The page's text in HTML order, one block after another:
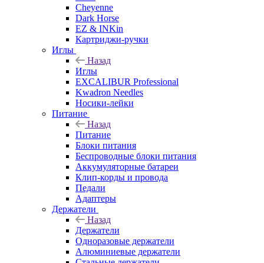
Cheyenne
Dark Horse
EZ & INKin
Картриджи-ручки
Иглы
Назад
Иглы
EXCALIBUR Professional
Kwadron Needles
Носики-лейки
Питание
Назад
Питание
Блоки питания
Беспроводные блоки питания
Аккумуляторные батареи
Клип-корды и провода
Педали
Адаптеры
Держатели
Назад
Держатели
Одноразовые держатели
Алюминиевые держатели